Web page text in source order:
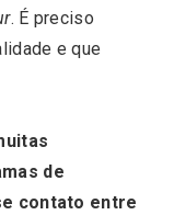
. É preciso
e que
de
contato entre